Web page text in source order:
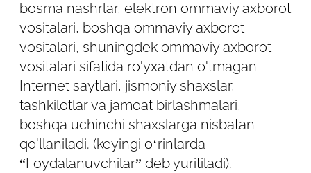
2.5. Ushbu Siyosat faqat Saytdan
foydalanish jarayonida qayta ishlangan
ma'lumotlarga nisbatan qo'llaniladi. Sayt
ma'muriyati foydalanuvchi Saytda mavjud
bo'lgan havolalarni kuzatishi mumkin
bo'lgan uchinchi shaxslarning saytlari
tomonidan ma'lumotlarni qayta ishlashni
nazorat qilmaydi va javobgar emas.
bosma nashrlar, elektron ommaviy axborot
vositalari, boshqa ommaviy axborot
vositalari, shuningdek ommaviy axborot
vositalari sifatida ro'yxatdan o'tmagan
Internet saytlari, jismoniy shaxslar,
tashkilotlar va jamoat birlashmalari,
boshqa uchinchi shaxslarga nisbatan
qo'llaniladi. (keyingi o‘rinlarda
“Foydalanuvchilar” deb yuritiladi).